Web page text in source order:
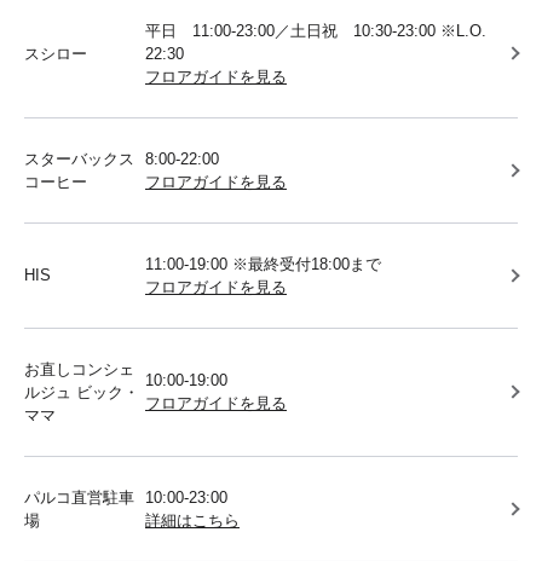
スシロー
平日 11:00-23:00／土日祝 10:30-23:00 ※L.O.
22:30
フロアガイドを見る
スターバックス
コーヒー
8:00-22:00
フロアガイドを見る
HIS
11:00-19:00 ※最終受付18:00まで
フロアガイドを見る
お直しコンシェ
ルジュ ビック・
ママ
10:00-19:00
フロアガイドを見る
パルコ直営駐車
場
10:00-23:00
詳細はこちら